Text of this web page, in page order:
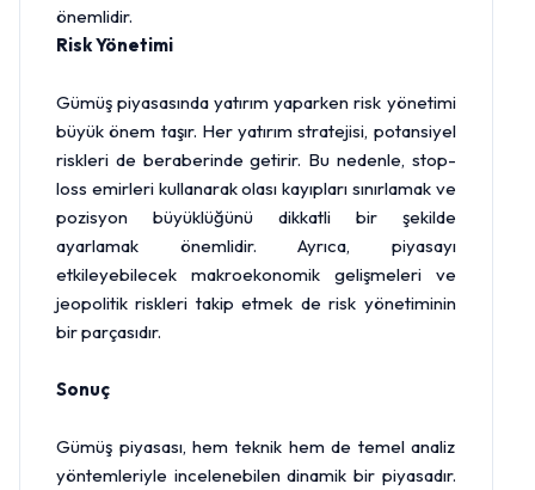
önemlidir.
Risk Yönetimi
Gümüş piyasasında yatırım yaparken risk yönetimi
büyük önem taşır. Her yatırım stratejisi, potansiyel
riskleri de beraberinde getirir. Bu nedenle, stop-
loss emirleri kullanarak olası kayıpları sınırlamak ve
pozisyon büyüklüğünü dikkatli bir şekilde
ayarlamak önemlidir. Ayrıca, piyasayı
etkileyebilecek makroekonomik gelişmeleri ve
jeopolitik riskleri takip etmek de risk yönetiminin
bir parçasıdır.
Sonuç
Gümüş piyasası, hem teknik hem de temel analiz
yöntemleriyle incelenebilen dinamik bir piyasadır.